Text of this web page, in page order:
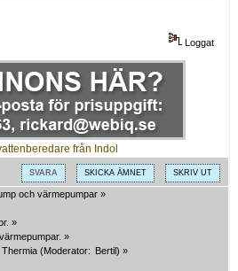
Loggat
SVARA SKICKA ÄMNET SKRIV UT
och värmepumpar »
»
»
Thermia (Moderator: Bertil) »